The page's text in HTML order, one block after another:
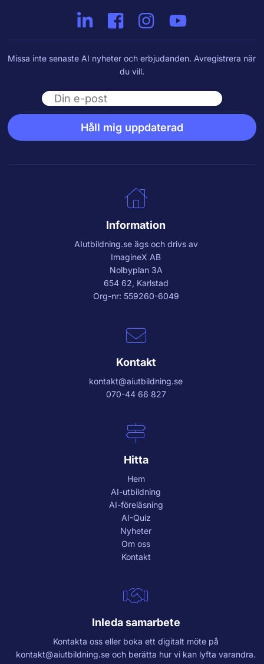
Missa inte senaste AI nyheter och erbjudanden. Avregistrera när
du vill.
Email
Håll mig uppdaterad
Information
AIutbildning.seägs och drivs av
ImagineX AB
Nolbyplan 3A
654 62, Karlstad
Org-nr: 559260-6049
Kontakt
kontakt@aiutbildning.se
070-44 66 827
Hitta
Hem
AI-utbildning
AI-föreläsning
AI-Quiz
Nyheter
Om oss
Kontakt
Inleda samarbete
Kontakta oss eller boka ett digitalt möte på
kontakt@aiutbildning.se och berätta hur vi kan lyfta varandra.